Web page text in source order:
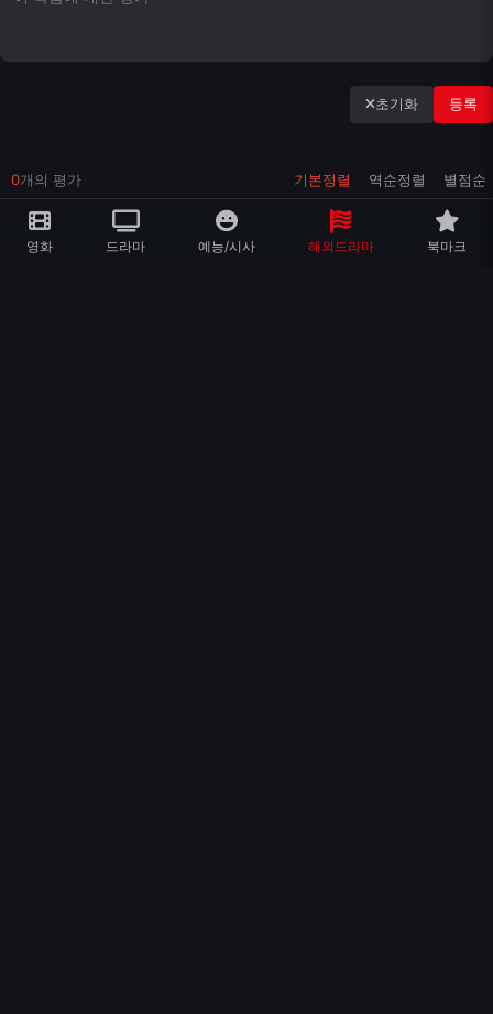
초기화 등록
기본정렬 역순정렬 별점순
0개의 평가
영화 드라마 예능/시사 해외드라마 북마크